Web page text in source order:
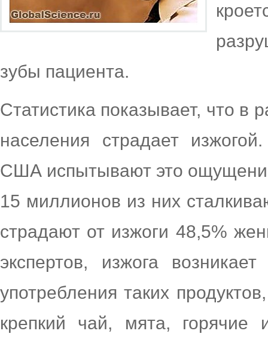
зубы пациента.
Статистика показывает, что в
населения страдает
США испытывают это
15 миллионов из них
страдают от изжоги 48,5%
экспертов, изжога
употребления таких
крепкий чай, мята,